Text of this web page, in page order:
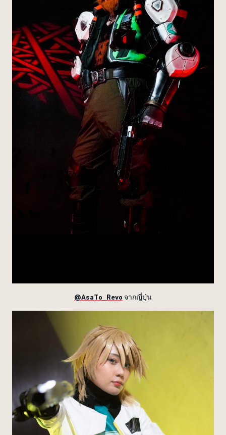
@AsaTo_Revo จากญี่ปุ่น